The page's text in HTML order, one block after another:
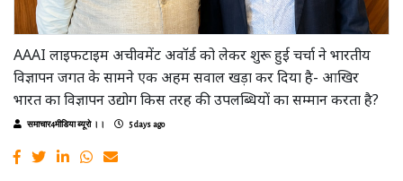
AAAI लाइफटाइम अचीवमेंट अवॉर्ड को लेकर शुरू हुई चर्चा ने भारतीय
विज्ञापन जगत के सामने एक अहम सवाल खड़ा कर दिया है- आखिर
भारत का विज्ञापन उद्योग किस तरह की उपलब्धियों का सम्मान करता है?
समाचार4मीडिया ब्यूरो ।। 5 days ago